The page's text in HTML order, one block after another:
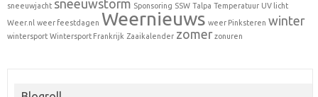
sneeuwjacht sneeuwstorm Sponsoring SSW Talpa Temperatuur UV licht
Weer.nl weer feestdagen Weernieuws weer Pinksteren winter
wintersport Wintersport Frankrijk Zaaikalender zomer zonuren